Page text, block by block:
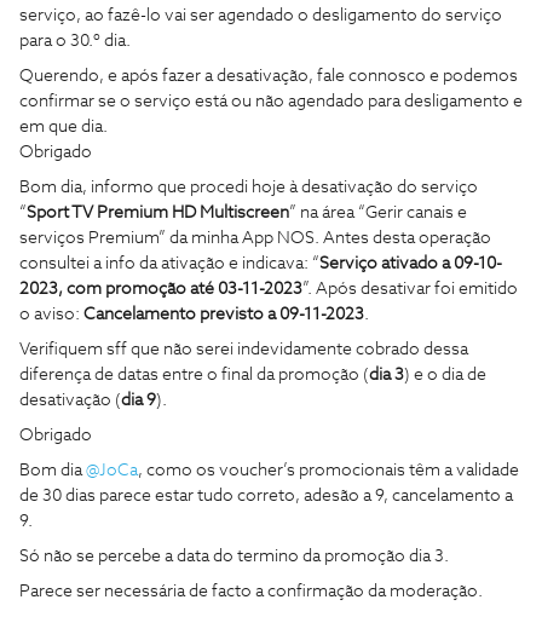
serviço, ao fazê-lo vai ser agendado o desligamento do serviço
para o 30.º dia.
Querendo, e após fazer a desativação, fale connosco e podemos
confirmar se o serviço está ou não agendado para desligamento e
em que dia.
Obrigado
Bom dia, informo que procedi hoje à desativação do serviço
“Sport TV Premium HD Multiscreen” na área “Gerir canais e
serviços Premium” da minha App NOS. Antes desta operação
consultei a info da ativação e indicava: “Serviço ativado a 09-10-
2023, com promoção até 03-11-2023”. Após desativar foi emitido
o aviso: Cancelamento previsto a 09-11-2023.
Verifiquem sff que não serei indevidamente cobrado dessa
diferença de datas entre o final da promoção (dia 3) e o dia de
desativação (dia 9).
Obrigado
Bom dia@JoCa, como os voucher’s promocionais têm a validade
de 30 dias parece estar tudo correto, adesão a 9, cancelamento a
9.
Só não se percebe a data do termino da promoção dia 3.
Parece ser necessária de facto a confirmação da moderação.